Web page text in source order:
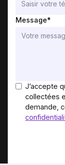
Message*
J’accepte
collectées
demande,